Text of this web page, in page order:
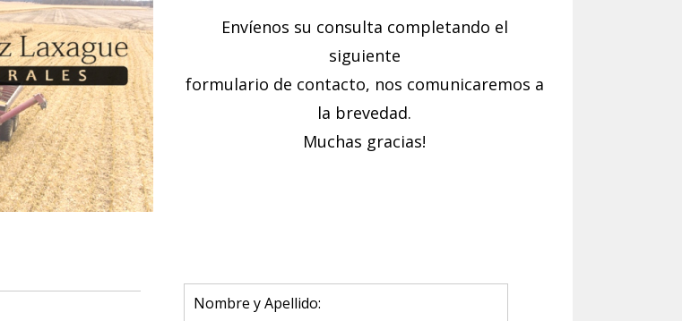
Envíenos su consulta completando el
siguiente
formulario de contacto, nos comunicaremos a
la brevedad.
Muchas gracias!